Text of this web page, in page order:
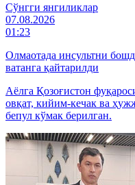
Cўнгги янгиликлар
07.08.2026
01:23
Олмаотада инсультни
ватанга қайтарилди
Аёлга Қозоғистон
овқат, кийим-кечак ва
бепул кўмак берилган.